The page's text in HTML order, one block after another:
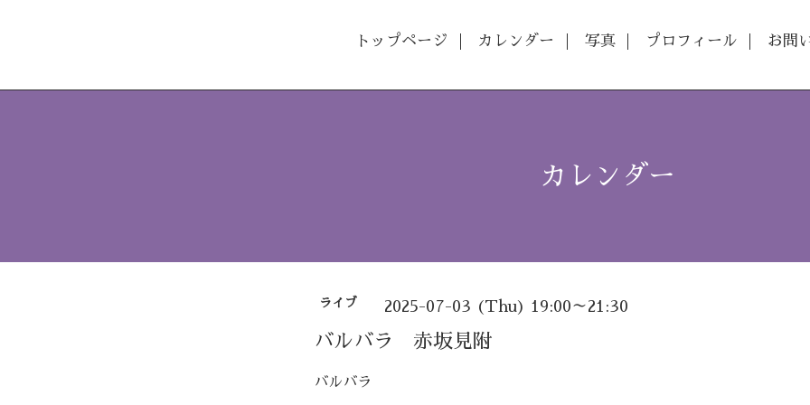
トップページ カレンダー 写真 プロフィール お問
カレンダー
ライブ 2025-07-03 (Thu) 19:00～21:30
バルバラ 赤坂見附
バルバラ